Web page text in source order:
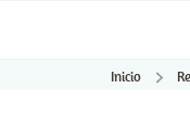
Inicio